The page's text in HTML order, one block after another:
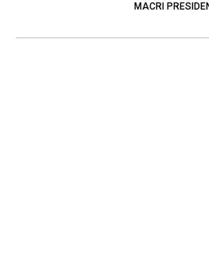
MACRI